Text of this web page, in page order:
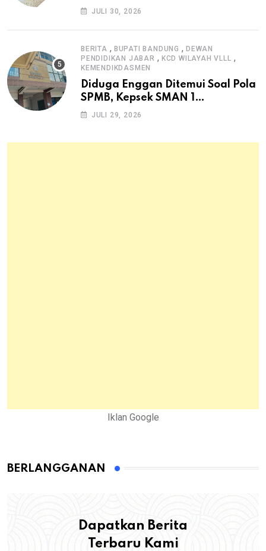
Dana Desa untuk Ketahanan
JULI 30, 2026
BERITA , BUPATI BANDUNG ,DEWAN
PENDIDIKAN JABAR , KCD WILAYAH VLLL ,
KEMENDIKDASMEN
Diduga Enggan Ditemui Soal Pola
SPMB, Kepsek SMAN 1
Dayeuhkolot Dikeluhkan Orang
JULI 29, 2026
Iklan Google
BERLANGGANAN
Dapatkan Berita
Terbaru Kami